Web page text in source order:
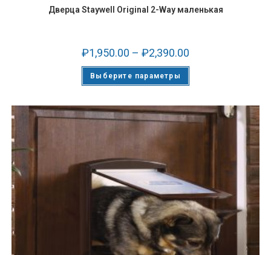
Дверца Staywell Original 2-Way маленькая
₽1,950.00 – ₽2,390.00
Выберите параметры